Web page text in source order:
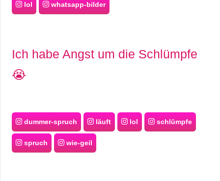
lol whatsapp-bilder
Ich habe Angst um die Schlümpfe
😭
dummer-spruch läuft lol schlümpfe
spruch wie-geil